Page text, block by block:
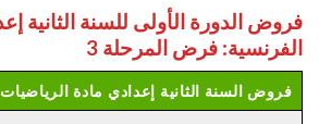
الفرنسية: فرض المرحلة 3
فروض السنة الثانية إعدادي مادة الرياضيات